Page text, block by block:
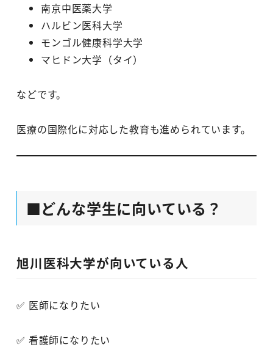
南京中医薬大学
ハルビン医科大学
モンゴル健康科学大学
マヒドン大学（タイ）
などです。
医療の国際化に対応した教育も進められています。
■どんな学生に向いている？
旭川医科大学が向いている人
✅ 医師になりたい
✅ 看護師になりたい